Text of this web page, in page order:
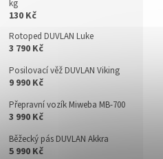
kg
130 Kč
Rotoped DUVLAN Luke
3 790 Kč
Posilovací věž DUVLAN Viking
9 990 Kč
Přepravní vozík Miweba MB-700
3 990 Kč
Běžecký pás DUVLAN Akkra
5 990 Kč